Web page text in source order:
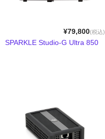
GPU拡張ボックス
¥79,800(税込)
SPARKLE Studio-G Ultra 850